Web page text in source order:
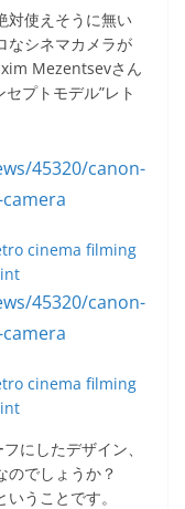
対使えそうに無い
なシネマカメラが
Mezentsevさん
プトモデル”レト
cinema filming
cinema filming
にしたデザイン、
のでしょうか？
うことです。